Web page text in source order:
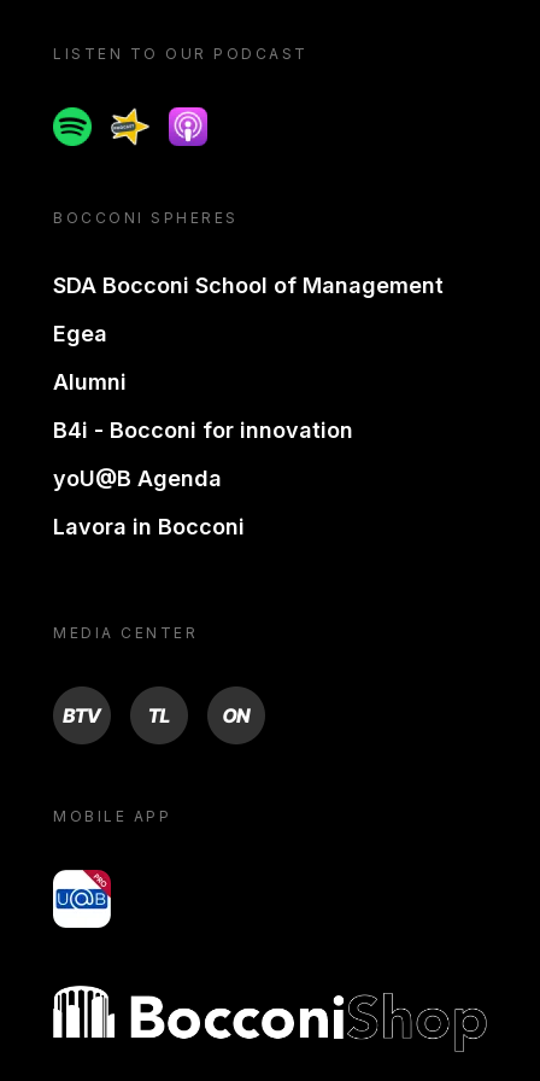
LISTEN TO OUR PODCAST
SpotifySpreakerApple podcast
BOCCONI SPHERES
SDA Bocconi School of Management
Egea
Alumni
B4i - Bocconi for innovation
yoU@B Agenda
Lavora in Bocconi
MEDIA CENTER
BTV TL ON
MOBILE APP
yoU@B
Bocconi shop